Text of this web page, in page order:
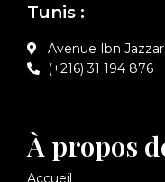
Tunis :
Avenue Ibn
(+216) 31 194 876
À propos
Accueil